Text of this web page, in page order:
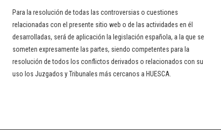
Para la resolución de todas las controversias o cuestiones
relacionadas con el presente sitio web o de las actividades en él
desarrolladas, será de aplicación la legislación española, a la que se
someten expresamente las partes, siendo competentes para la
resolución de todos los conflictos derivados o relacionados con su
uso los Juzgados y Tribunales más cercanos a HUESCA.